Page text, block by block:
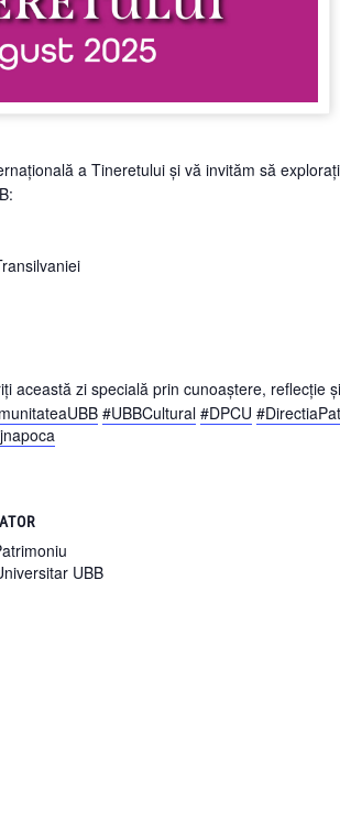
a Tineretului și vă invităm să
această zi specială prin cunoaștere, reflecție
#UBBCultural #DPCU
UBB